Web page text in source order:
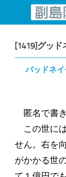
コンテンツ
[1419]グッ
バッドネ
匿名で書
この世に
せん。右を
がかかる世